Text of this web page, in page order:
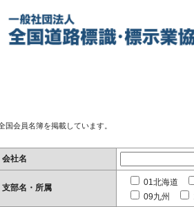
国会員名簿を掲載しています。
会社名
支部名・所属
01北海道
09九州